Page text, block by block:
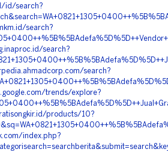
id/search?
search?
search?
search?
trends/explore?
products/10?
index.php?